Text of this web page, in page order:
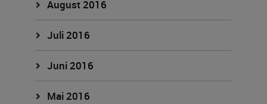
August 2016
Juli 2016
Juni 2016
Mai 2016